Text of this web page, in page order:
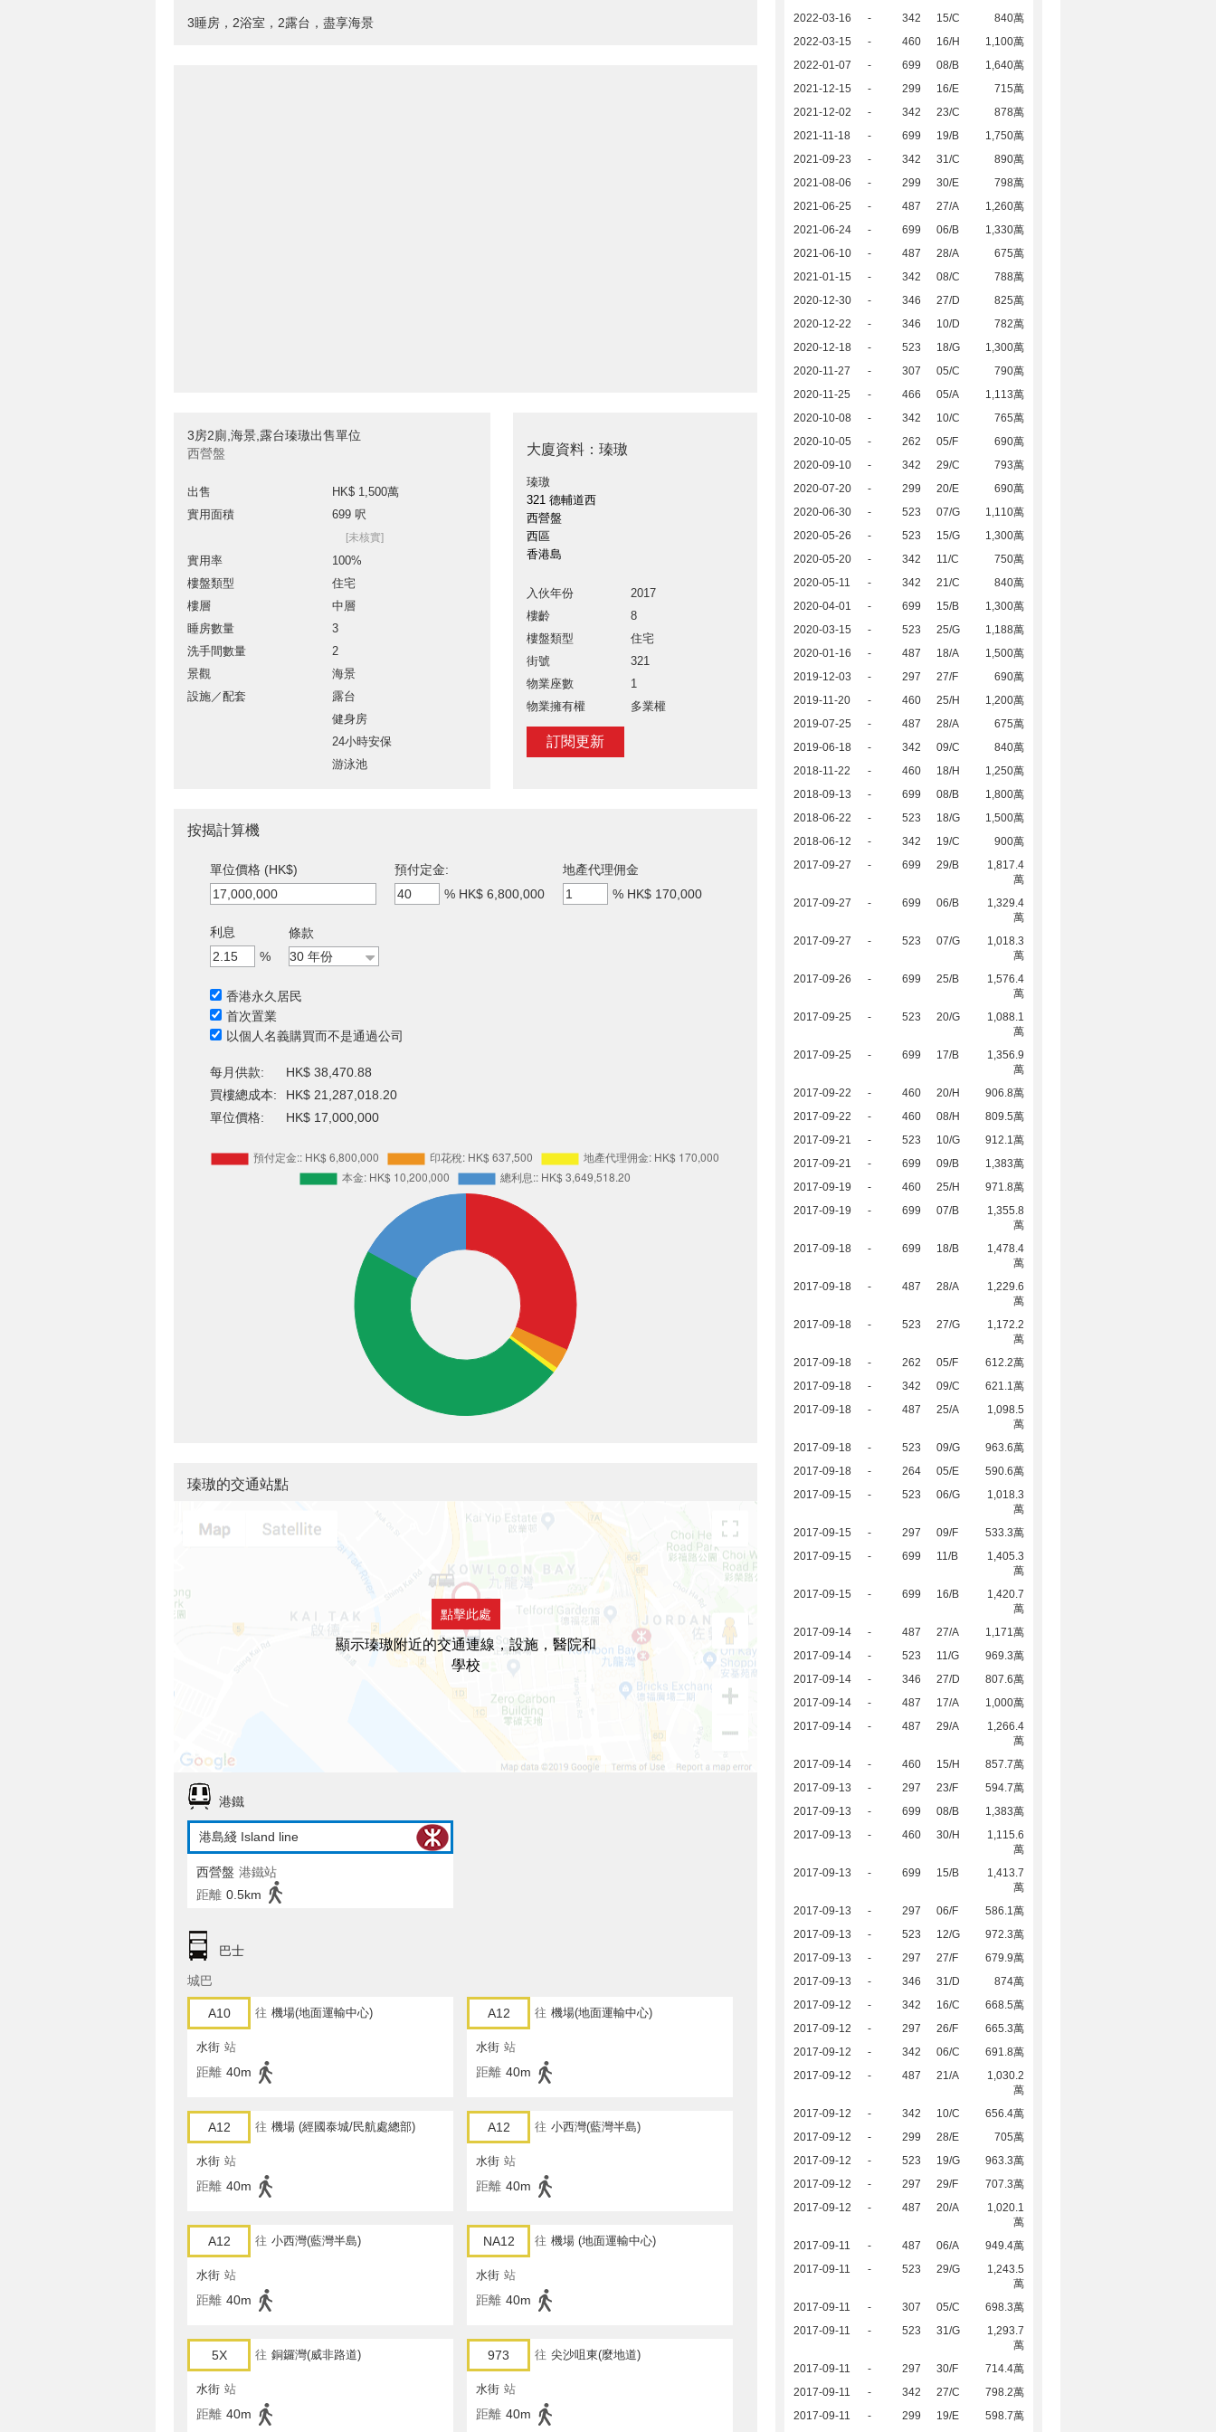
3睡房，2浴室，2露台，盡享海景
3房2廁,海景,露台瑧璈出售單位
西營盤
出售
HK$ 1,500萬
實用面積
699 呎
[未核實]
實用率
100%
樓盤類型
住宅
樓層
中層
睡房數量
3
洗手間數量
2
景觀
海景
設施／配套
露台
健身房
24小時安保
游泳池
大廈資料：瑧璈
瑧璈
321 德輔道西
西營盤
西區
香港島
入伙年份
2017
樓齡
8
樓盤類型
住宅
街號
321
物業座數
1
物業擁有權
多業權
訂閱更新
2022-03-16
- 342 15/C
840萬
2022-03-15
- 460 16/H
1,100萬
2022-01-07
- 699 08/B
1,640萬
2021-12-15
- 299 16/E
715萬
2021-12-02
- 342 23/C
878萬
2021-11-18
- 699 19/B
1,750萬
2021-09-23
- 342 31/C
890萬
2021-08-06
- 299 30/E
798萬
2021-06-25
- 487 27/A
1,260萬
2021-06-24
- 699 06/B
1,330萬
2021-06-10
- 487 28/A
675萬
2021-01-15
- 342 08/C
788萬
2020-12-30
- 346 27/D
825萬
2020-12-22
- 346 10/D
782萬
2020-12-18
- 523 18/G
1,300萬
2020-11-27
- 307 05/C
790萬
2020-11-25
- 466 05/A
1,113萬
2020-10-08
- 342 10/C
765萬
2020-10-05
- 262 05/F
690萬
2020-09-10
- 342 29/C
793萬
2020-07-20
- 299 20/E
690萬
2020-06-30
- 523 07/G
1,110萬
2020-05-26
- 523 15/G
1,300萬
2020-05-20
- 342 11/C
750萬
2020-05-11
- 342 21/C
840萬
2020-04-01
- 699 15/B
1,300萬
2020-03-15
- 523 25/G
1,188萬
2020-01-16
- 487 18/A
1,500萬
2019-12-03
- 297 27/F
690萬
2019-11-20
- 460 25/H
1,200萬
2019-07-25
- 487 28/A
675萬
2019-06-18
- 342 09/C
840萬
2018-11-22
- 460 18/H
1,250萬
2018-09-13
- 699 08/B
1,800萬
2018-06-22
- 523 18/G
1,500萬
2018-06-12
- 342 19/C
900萬
2017-09-27
- 699 29/B
1,817.4
萬
2017-09-27
- 699 06/B
1,329.4
萬
2017-09-27
- 523 07/G
1,018.3
萬
2017-09-26
- 699 25/B
1,576.4
萬
2017-09-25
- 523 20/G
1,088.1
萬
2017-09-25
- 699 17/B
1,356.9
萬
2017-09-22
- 460 20/H
906.8萬
2017-09-22
- 460 08/H
809.5萬
2017-09-21
- 523 10/G
912.1萬
2017-09-21
- 699 09/B
1,383萬
2017-09-19
- 460 25/H
971.8萬
2017-09-19
- 699 07/B
1,355.8
萬
2017-09-18
- 699 18/B
1,478.4
萬
2017-09-18
- 487 28/A
1,229.6
萬
2017-09-18
- 523 27/G
1,172.2
萬
2017-09-18
- 262 05/F
612.2萬
2017-09-18
- 342 09/C
621.1萬
2017-09-18
- 487 25/A
1,098.5
萬
2017-09-18
- 523 09/G
963.6萬
2017-09-18
- 264 05/E
590.6萬
2017-09-15
- 523 06/G
1,018.3
萬
2017-09-15
- 297 09/F
533.3萬
2017-09-15
- 699 11/B
1,405.3
萬
2017-09-15
- 699 16/B
1,420.7
萬
2017-09-14
- 487 27/A
1,171萬
2017-09-14
- 523 11/G
969.3萬
2017-09-14
- 346 27/D
807.6萬
2017-09-14
- 487 17/A
1,000萬
2017-09-14
- 487 29/A
1,266.4
萬
2017-09-14
- 460 15/H
857.7萬
2017-09-13
- 297 23/F
594.7萬
2017-09-13
- 699 08/B
1,383萬
2017-09-13
- 460 30/H
1,115.6
萬
2017-09-13
- 699 15/B
1,413.7
萬
2017-09-13
- 297 06/F
586.1萬
2017-09-13
- 523 12/G
972.3萬
2017-09-13
- 297 27/F
679.9萬
2017-09-13
- 346 31/D
874萬
2017-09-12
- 342 16/C
668.5萬
2017-09-12
- 297 26/F
665.3萬
2017-09-12
- 342 06/C
691.8萬
2017-09-12
- 487 21/A
1,030.2
萬
2017-09-12
- 342 10/C
656.4萬
2017-09-12
- 299 28/E
705萬
2017-09-12
- 523 19/G
963.3萬
2017-09-12
- 297 29/F
707.3萬
2017-09-12
- 487 20/A
1,020.1
萬
2017-09-11
- 487 06/A
949.4萬
2017-09-11
- 523 29/G
1,243.5
萬
2017-09-11
- 307 05/C
698.3萬
2017-09-11
- 523 31/G
1,293.7
萬
2017-09-11
- 297 30/F
714.4萬
2017-09-11
- 342 27/C
798.2萬
2017-09-11
- 299 19/E 598.7萬
按揭計算機
單位價格 (HK$)
預付定金:
% HK$ 6,800,000
地產代理佣金
% HK$ 170,000
利息
%
條款
香港永久居民
首次置業
以個人名義購買而不是通過公司
每月供款:
HK$ 38,470.88
買樓總成本:
HK$ 21,287,018.20
單位價格:
HK$ 17,000,000
瑧璈的交通站點
點擊此處
顯示瑧璈附近的交通連線，設施，醫院和
學校
港鐵
港島綫 Island line
西營盤 港鐵站
距離 0.5km
巴士
城巴
A10 往 機場(地面運輸中心)
水街 站
距離 40m
A12 往 機場(地面運輸中心)
水街 站
距離 40m
A12 往 機場 (經國泰城/民航處總部)
水街 站
距離 40m
A12 往 小西灣(藍灣半島)
水街 站
距離 40m
A12 往 小西灣(藍灣半島)
水街 站
距離 40m
NA12 往 機場 (地面運輸中心)
水街 站
距離 40m
5X 往 銅鑼灣(威非路道)
水街 站
距離 40m
973 往 尖沙咀東(麼地道)
水街 站
距離 40m